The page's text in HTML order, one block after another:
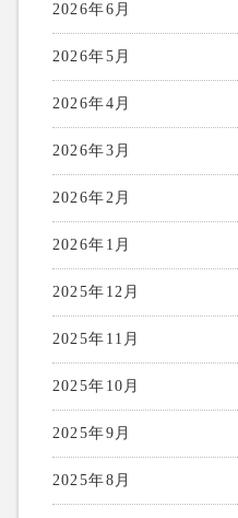
2026年6月
2026年5月
2026年4月
2026年3月
2026年2月
2026年1月
2025年12月
2025年11月
2025年10月
2025年9月
2025年8月